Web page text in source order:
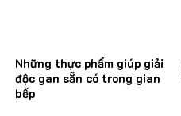
Những thực phẩm giúp giải
độc gan sẵn có trong gian
bếp